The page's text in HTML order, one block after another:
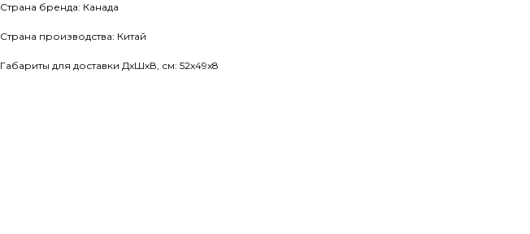
Страна бренда: Канада
Страна производства: Китай
Габариты для доставки ДхШхВ, см: 52x49x8